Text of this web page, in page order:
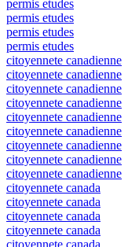
permis etudes
permis etudes
permis etudes
permis etudes
citoyennete canadienne
citoyennete canadienne
citoyennete canadienne
citoyennete canadienne
citoyennete canadienne
citoyennete canadienne
citoyennete canadienne
citoyennete canadienne
citoyennete canadienne
citoyennete canada
citoyennete canada
citoyennete canada
citoyennete canada
citoyennete canada